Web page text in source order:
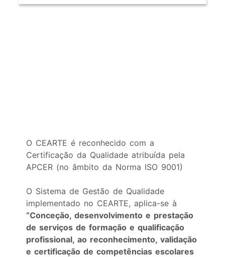
O CEARTE é reconhecido com a
Certificação da Qualidade atribuída pela
APCER (no âmbito da Norma ISO 9001)
O Sistema de Gestão de Qualidade
implementado no CEARTE, aplica-se à
“Conceção, desenvolvimento e prestação
de serviços de formação e qualificação
profissional, ao reconhecimento, validação
e certificação de competências escolares